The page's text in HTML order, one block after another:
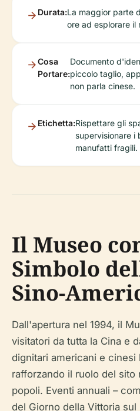
Durata:La maggior parte
ore ad esplorare il
Cosa
Portare:
Documento
piccolo taglio,
non parla cinese.
Etichetta:Rispettare gli
supervisionare i
manufatti fragili.
Il Museo
Simbolo
Sino-
Dall'apertura nel 1994, il
visitatori da tutta la Cina e
dignitari americani e cinesi
rafforzando il ruolo del sito
popoli. Eventi annuali –
del Giorno della Vittoria sul